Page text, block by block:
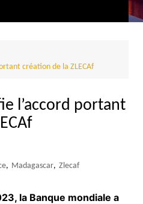
création de la ZLECAf
l’accord portant
, Madagascar, Zlecaf
la Banque mondiale a